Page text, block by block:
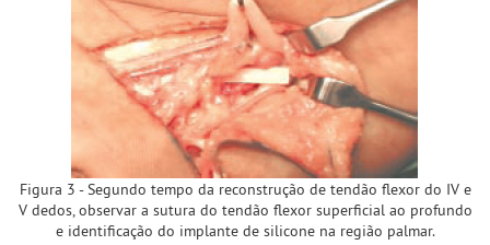
Figura 3 - Segundo tempo da reconstrução de tendão flexor do IV e
V dedos, observar a sutura do tendão flexor superficial ao profundo
e identificação do implante de silicone na região palmar.